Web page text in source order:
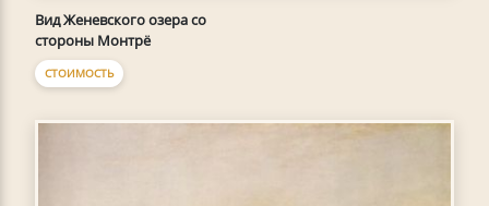
Вид Женевского озера со
стороны Монтрё
СТОИМОСТЬ